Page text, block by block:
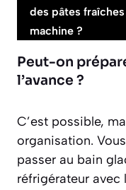
des pâtes
machine ?
Peut-on
l’avance ?
C’est possible,
organisation.
passer au bain
réfrigérateur avec